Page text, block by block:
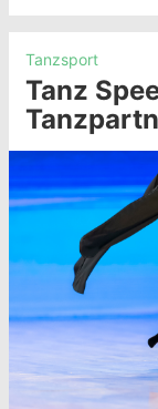
Tanzsport
Tanz